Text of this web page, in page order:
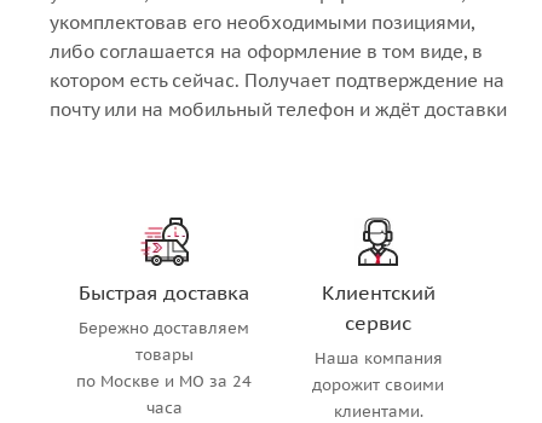
укомплектовав его необходимыми позициями,
либо соглашается на оформление в том виде, в
котором есть сейчас. Получает подтверждение на
почту или на мобильный телефон и ждёт доставки
Быстрая доставка
Бережно доставляем
товары
по Москве и МО за 24
часа
Клиентский
сервис
Наша компания
дорожит своими
клиентами.